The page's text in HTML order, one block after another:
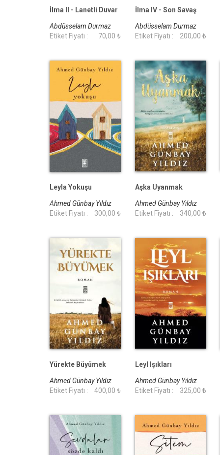
İlma II - Lanetli Duvar
Abdüsselam Durmaz
Etiket Fiyatı :
70,00 ₺
İlma IV - Son Savaş
Abdüsselam Durmaz
Etiket Fiyatı :
200,00 ₺
Leyla Yokuşu
Ahmed Günbay Yıldız
Etiket Fiyatı :
300,00 ₺
Aşka Uyanmak
Ahmed Günbay Yıldız
Etiket Fiyatı :
340,00 ₺
Yürekte Büyümek
Ahmed Günbay Yıldız
Etiket Fiyatı :
400,00 ₺
Leyl Işıkları
Ahmed Günbay Yıldız
Etiket Fiyatı :
325,00 ₺